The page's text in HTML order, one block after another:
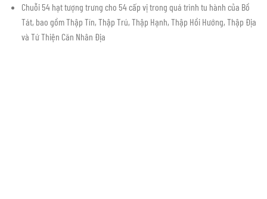
Chuỗi 54 hạt tượng trưng cho 54 cấp vị trong quá trình tu hành của Bồ
Tát, bao gồm Thập Tín, Thập Trú, Thập Hạnh, Thập Hồi Hướng, Thập Địa
và Tứ Thiện Căn Nhân Địa